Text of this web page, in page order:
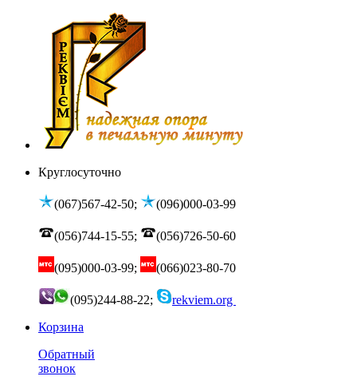
Круглосуточно
(067)567-42-50; (096)000-03-99
(056)744-15-55; (056)726-50-60
(095)000-03-99; (066)023-80-70
(095)244-88-22;
rekviem.org
Корзина
Обратный
звонок